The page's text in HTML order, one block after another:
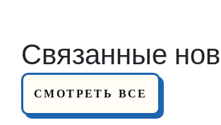
Связанные
СМОТРЕТЬ ВСЕ